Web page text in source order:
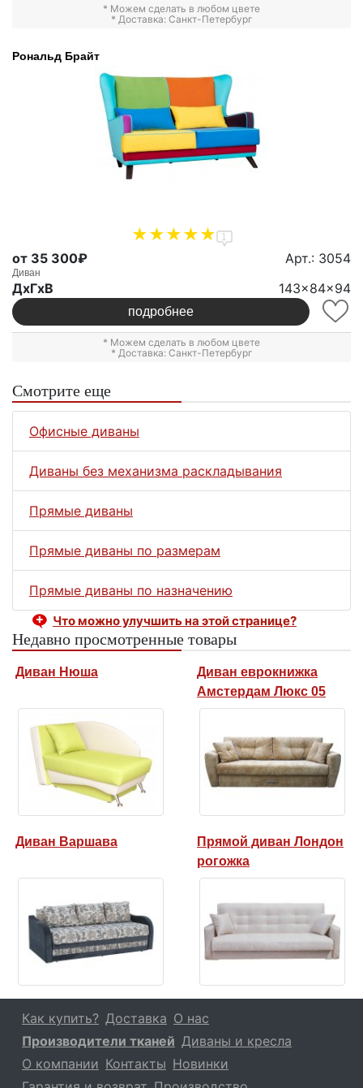
* Можем сделать в любом цвете
* Доставка: Санкт-Петербург
Рональд Брайт
1
от 35 300₽ Арт.: 3054
Диван
ДxГxВ 143x84x94
подробнее
* Можем сделать в любом цвете
* Доставка: Санкт-Петербург
Смотрите еще
Офисные диваны
Диваны без механизма раскладывания
Прямые диваны
Прямые диваны по размерам
Прямые диваны по назначению
Что можно улучшить на этой странице?
Недавно просмотренные товары
Диван Нюша
Диван еврокнижка
Амстердам Люкс 05
Диван Варшава
Прямой диван Лондон
рогожка
Как купить? Доставка О нас
Производители тканей Диваны и кресла
О компании Контакты Новинки